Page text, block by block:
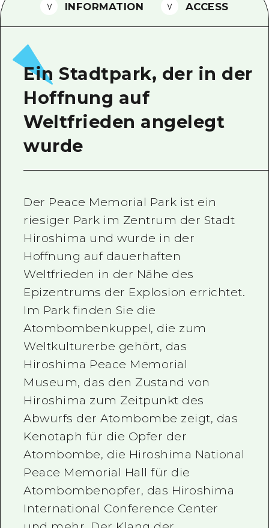
FAQs
Foto-Download
Transportinformationen bei
INFORMATION ACCESS
Ein Stadtpark, der in der
Hoffnung auf
Weltfrieden angelegt
wurde
Der Peace Memorial Park ist ein
riesiger Park im Zentrum der Stadt
Hiroshima und wurde in der
Hoffnung auf dauerhaften
Weltfrieden in der Nähe des
Epizentrums der Explosion errichtet.
Im Park finden Sie die
Atombombenkuppel, die zum
Weltkulturerbe gehört, das
Hiroshima Peace Memorial
Museum, das den Zustand von
Hiroshima zum Zeitpunkt des
Abwurfs der Atombombe zeigt, das
Kenotaph für die Opfer der
Atombombe, die Hiroshima National
Peace Memorial Hall für die
Atombombenopfer, das Hiroshima
International Conference Center